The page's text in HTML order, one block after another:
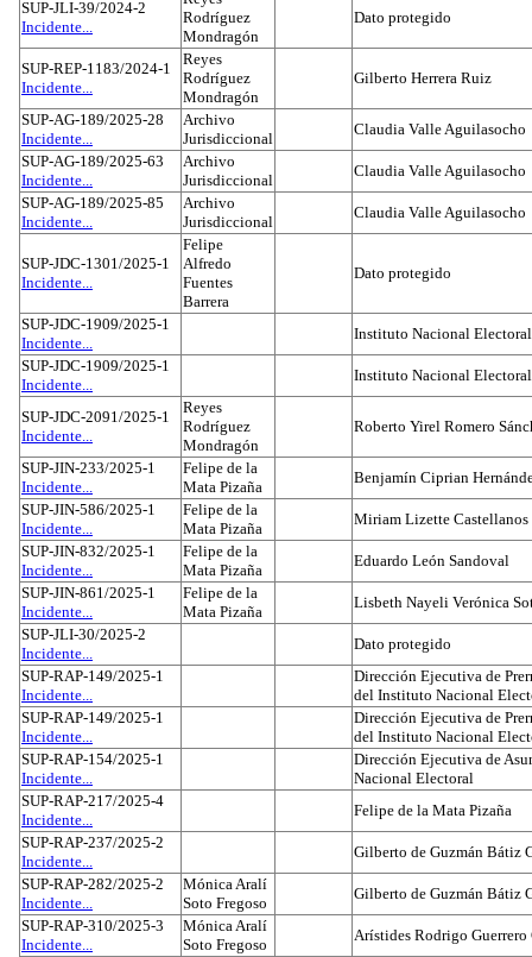
SUP-JLI-39/2024-2
Incidente...
Rodríguez
Mondragón
Dato protegido
SUP-REP-1183/2024-1
Incidente...
Reyes
Rodríguez
Mondragón
Gilberto Herrera Ruiz
SUP-AG-189/2025-28
Incidente...
Archivo
Jurisdiccional
Claudia Valle Aguilasocho
SUP-AG-189/2025-63
Incidente...
Archivo
Jurisdiccional
Claudia Valle Aguilasocho
SUP-AG-189/2025-85
Incidente...
Archivo
Jurisdiccional
Claudia Valle Aguilasocho
SUP-JDC-1301/2025-1
Incidente...
Felipe
Alfredo
Fuentes
Barrera
Dato protegido
SUP-JDC-1909/2025-1
Incidente...
Instituto Nacional Electoral
SUP-JDC-1909/2025-1
Incidente...
Instituto Nacional Electoral
SUP-JDC-2091/2025-1
Incidente...
Reyes
Rodríguez
Mondragón
Roberto Yirel Romero
SUP-JIN-233/2025-1
Incidente...
Felipe de la
Mata Pizaña
Benjamín Ciprian
SUP-JIN-586/2025-1
Incidente...
Felipe de la
Mata Pizaña
Miriam Lizette Castellanos
SUP-JIN-832/2025-1
Incidente...
Felipe de la
Mata Pizaña
Eduardo León Sandoval
SUP-JIN-861/2025-1
Incidente...
Felipe de la
Mata Pizaña
Lisbeth Nayeli Verónica
SUP-JLI-30/2025-2
Incidente...
Dato protegido
SUP-RAP-149/2025-1
Incidente...
Dirección Ejecutiva de
del Instituto Nacional
SUP-RAP-149/2025-1
Incidente...
Dirección Ejecutiva de
del Instituto Nacional
SUP-RAP-154/2025-1
Incidente...
Dirección Ejecutiva de
Nacional Electoral
SUP-RAP-217/2025-4
Incidente...
Felipe de la Mata Pizaña
SUP-RAP-237/2025-2
Incidente...
Gilberto de Guzmán Bátiz
SUP-RAP-282/2025-2
Incidente...
Mónica Aralí
Soto Fregoso
Gilberto de Guzmán Bátiz
SUP-RAP-310/2025-3
Incidente...
Mónica Aralí
Soto Fregoso
Arístides Rodrigo Guerrero